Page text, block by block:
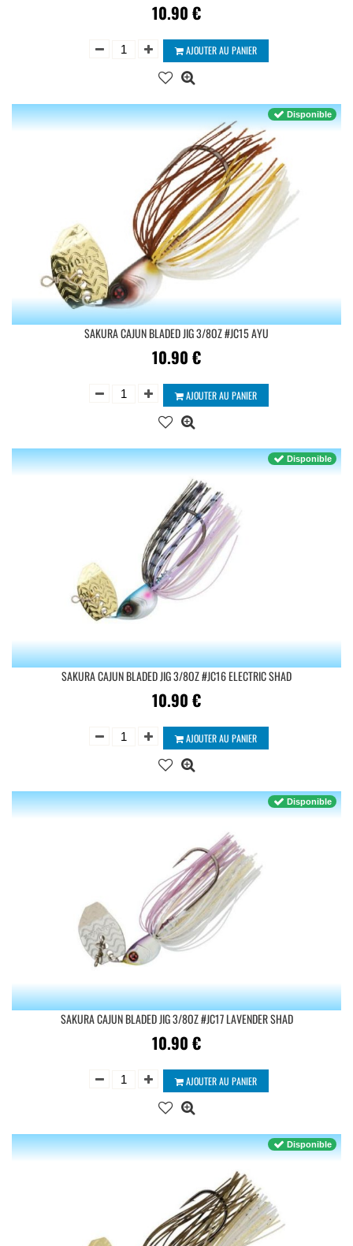
10.90 €
AJOUTER AU PANIER
SAKURA CAJUN BLADED JIG 3/8OZ #JC15 AYU
10.90 €
Disponible
AJOUTER AU PANIER
SAKURA CAJUN BLADED JIG 3/8OZ #JC16 ELECTRIC SHAD
10.90 €
Disponible
AJOUTER AU PANIER
SAKURA CAJUN BLADED JIG 3/8OZ #JC17 LAVENDER SHAD
10.90 €
Disponible
AJOUTER AU PANIER
Disponible